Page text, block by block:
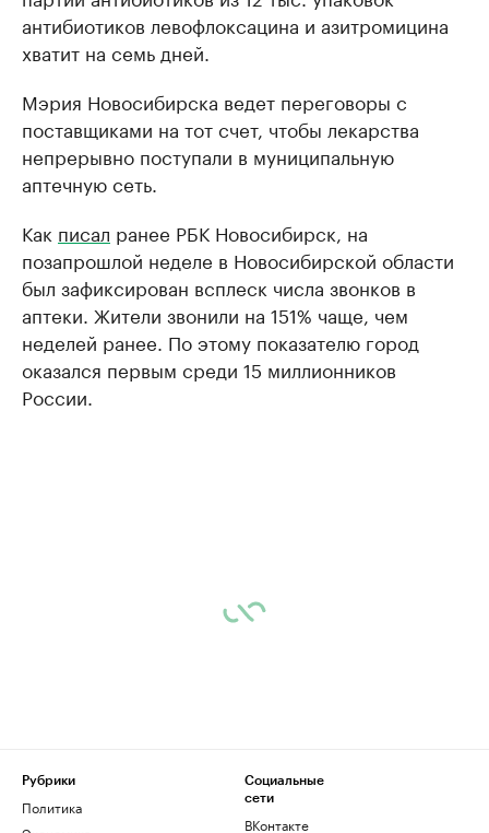
антибиотиков левофлоксацина и азитромицина
хватит на семь дней.
Мэрия Новосибирска ведет переговоры с
поставщиками на тот счет, чтобы лекарства
непрерывно поступали в муниципальную
аптечную сеть.
Как писал ранее РБК Новосибирск, на
позапрошлой неделе в Новосибирской области
был зафиксирован всплеск числа звонков в
аптеки. Жители звонили на 151% чаще, чем
неделей ранее. По этому показателю город
оказался первым среди 15 миллионников
России.
Рубрики
Политика
Социальные
сети
ВКонтакте